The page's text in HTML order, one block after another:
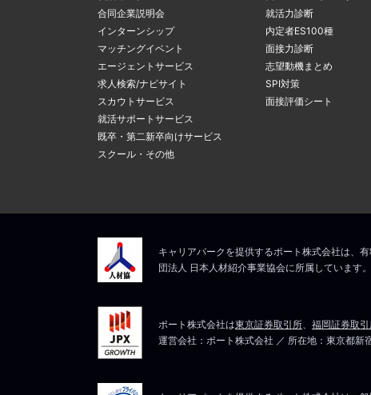
合同企業説明会
インターンシップ
マッチングイベント
エージェントサービス
求人検索/ナビサイト
スカウトサービス
就活サポートサービス
既卒・第二新卒向けサービス
スクール・その他
就活力診断
内定者ES100種
面接力診断
志望動機まとめ
SPI対策
面接評価シート